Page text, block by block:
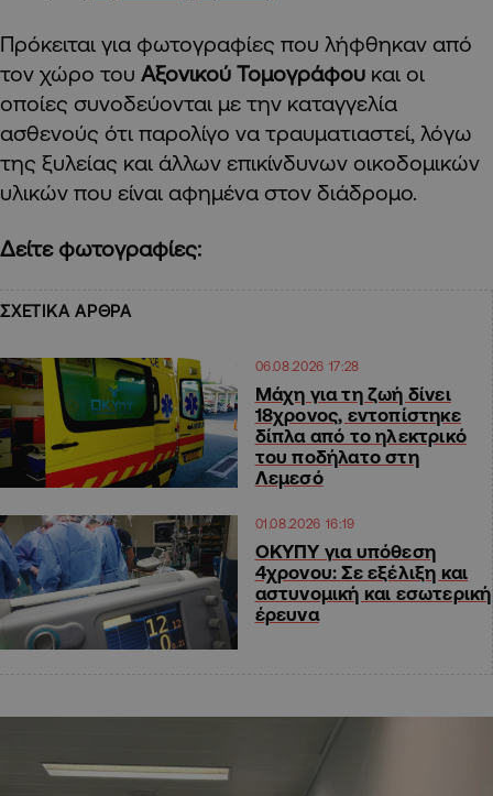
Πρόκειται για φωτογραφίες που λήφθηκαν από
τον χώρο του Αξονικού Τομογράφου και οι
οποίες συνοδεύονται με την καταγγελία
ασθενούς ότι παρολίγο να τραυματιαστεί, λόγω
της ξυλείας και άλλων επικίνδυνων οικοδομικών
υλικών που είναι αφημένα στον διάδρομο.
Δείτε φωτογραφίες:
ΣΧΕΤΙΚΑ ΑΡΘΡΑ
06.08.2026 17:28
Μάχη για τη ζωή δίνει
18χρονος, εντοπίστηκε
δίπλα από το ηλεκτρικό
του ποδήλατο στη
Λεμεσό
01.08.2026 16:19
ΟΚΥΠΥ για υπόθεση
4χρονου: Σε εξέλιξη και
αστυνομική και εσωτερική
έρευνα